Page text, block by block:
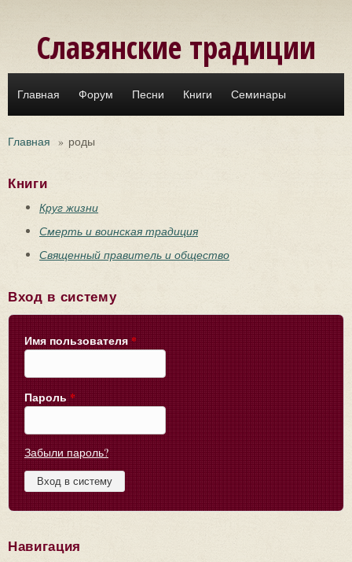
Славянские традиции
Главная Форум Песни Книги Семинары
Главная » роды
Книги
Круг жизни
Смерть и воинская традиция
Священный правитель и общество
Вход в систему
Имя пользователя *
Пароль *
Забыли пароль?
Навигация